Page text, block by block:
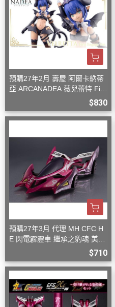
預購27年2月 壽屋 阿爾卡納蒂
亞 ARCANADEA 薇兒蕾特 Firs
$830
預購27年3月 代理 MH CFC H
E 閃電霹靂車 繼承之豹魂 美洲
$710